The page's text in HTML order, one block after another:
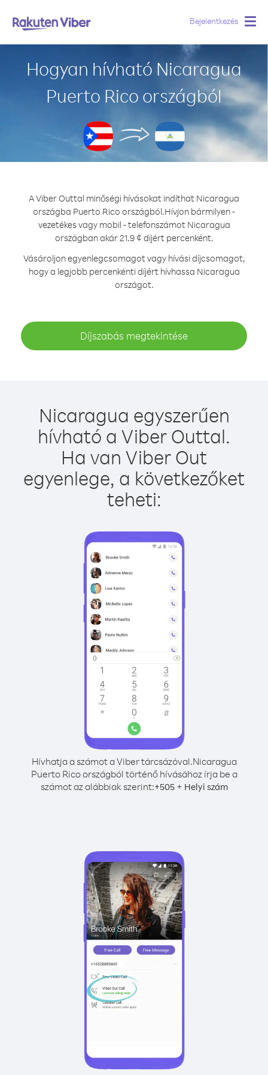
Bejelentkezés
Hogyan hívható Nicaragua
Puerto Rico országból
A Viber Outtal minőségi hívásokat indíthat Nicaragua
országba Puerto Rico országból.Hívjon bármilyen -
vezetékes vagy mobil - telefonszámot Nicaragua
országban akár 21.9 ¢ díjért percenként.
Vásároljon egyenlegcsomagot vagy hívási díjcsomagot,
hogy a legjobb percenkénti díjért hívhassa Nicaragua
országot.
Díjszabás megtekintése
Nicaragua egyszerűen
hívható a Viber Outtal.
Ha van Viber Out
egyenlege, a következőket
teheti:
Hívhatja a számot a Viber tárcsázóval.Nicaragua
Puerto Rico országból történő hívásához írja be a
számot az alábbiak szerint:+505+ Helyi szám